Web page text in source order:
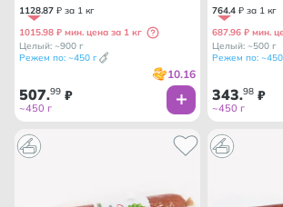
1128.87 ₽ за 1 кг
1015.98 ₽ мин. цена за 1 кг
Целый: ~900 г
Режем по: ~450 г
10.16
507.99 ₽
~450 г
764.4 ₽ за 1 кг
687.96 ₽ мин.
Целый: ~500 г
Режем по:
343.98 ₽
~450 г